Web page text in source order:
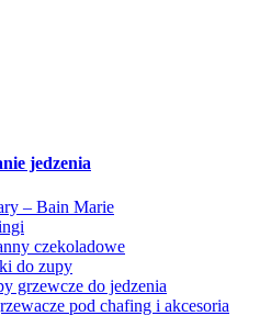
jedzenia
– Bain Marie
czekoladowe
do zupy
grzewcze do jedzenia
pod chafing i akcesoria